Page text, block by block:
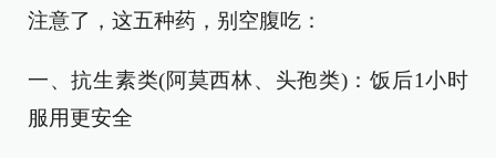
注意了，这五种药，别空腹吃：
一、抗生素类(阿莫西林、头孢类)：饭后1小时
服用更安全